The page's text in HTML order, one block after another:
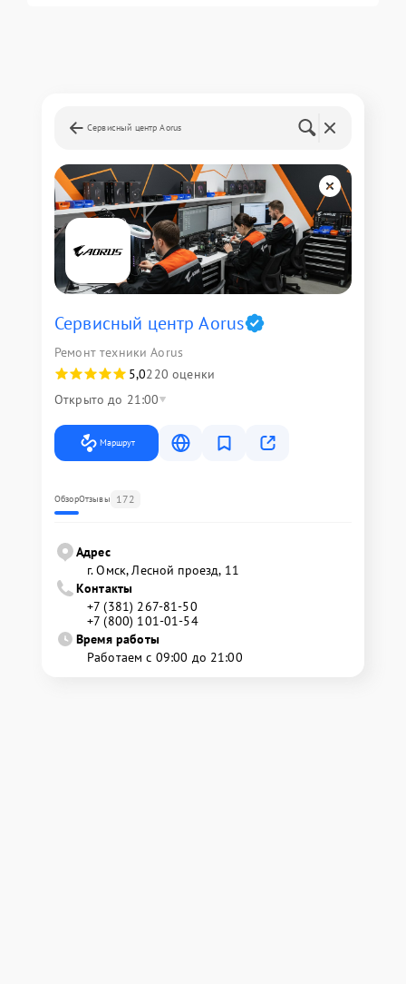
Сервисный центр Aorus
Сервисный центр Aorus
Ремонт техники Aorus
5,0220 оценки
Открыто до 21:00
Маршрут
ОбзорОтзывы 172
Адрес
г. Омск, ​Лесной проезд, 11
Контакты
+7 (381) 267-81-50
+7 (800) 101-01-54
Время работы
Работаем с 09:00 до 21:00